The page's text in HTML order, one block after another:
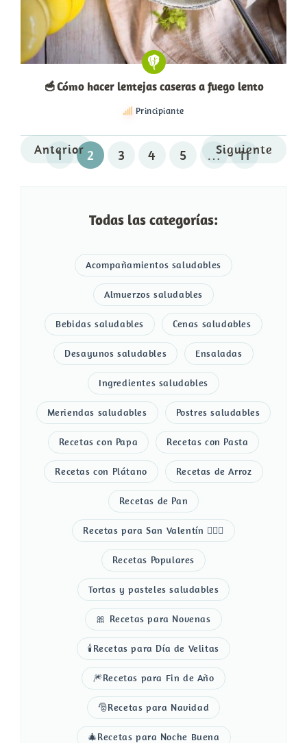
🥣 Cómo hacer lentejas caseras a fuego lento
Principiante
Anterior
1 2 3 4 5 … 11
Siguiente
Todas las categorías:
Acompañamientos saludables
Almuerzos saludables
Bebidas saludables Cenas saludables
Desayunos saludables Ensaladas
Ingredientes saludables
Meriendas saludables Postres saludables
Recetas con Papa Recetas con Pasta
Recetas con Plátano Recetas de Arroz
Recetas de Pan
Recetas para San Valentín 👩‍❤️‍👨
Recetas Populares
Tortas y pasteles saludables
🎀 Recetas para Novenas
🕯️Recetas para Día de Velitas
🎆Recetas para Fin de Año
🎅Recetas para Navidad
🎄Recetas para Noche Buena